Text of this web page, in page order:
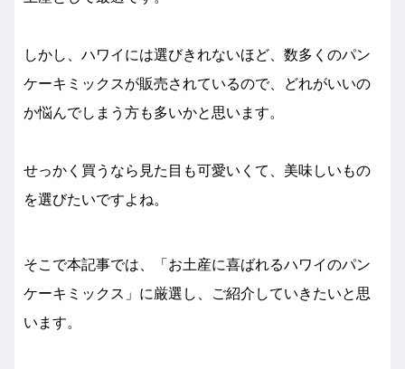
しかし、ハワイには選びきれないほど、数多くのパン
ケーキミックスが販売されているので、どれがいいの
か悩んでしまう方も多いかと思います。
せっかく買うなら見た目も可愛いくて、美味しいもの
を選びたいですよね。
そこで本記事では、「お土産に喜ばれるハワイのパン
ケーキミックス」に厳選し、ご紹介していきたいと思
います。